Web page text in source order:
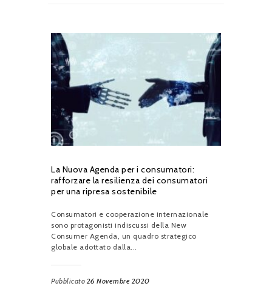
La Nuova Agenda per i consumatori:
rafforzare la resilienza dei consumatori
per una ripresa sostenibile
Consumatori e cooperazione internazionale
sono protagonisti indiscussi della New
Consumer Agenda, un quadro strategico
globale adottato dalla...
Pubblicato 26 Novembre 2020